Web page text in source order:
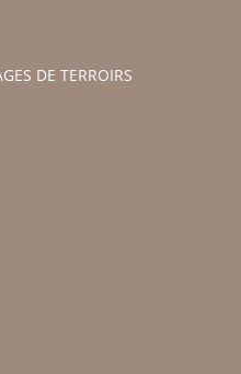
DE TERROIRS